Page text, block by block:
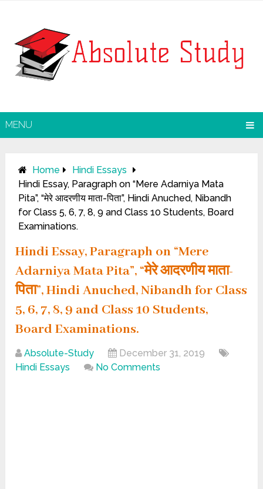
MENU
Home
Hindi Essays
Hindi Essay, Paragraph on “Mere Adarniya Mata
Pita”, “मेरे आदरणीय माता-पिता”, Hindi Anuched, Nibandh
for Class 5, 6, 7, 8, 9 and Class 10 Students, Board
Examinations.
Hindi Essay, Paragraph on “Mere
Adarniya Mata Pita”, “मेरे आदरणीय माता-
पिता”, Hindi Anuched, Nibandh for Class
5, 6, 7, 8, 9 and Class 10 Students,
Board Examinations.
Absolute-Study
December 31, 2019
Hindi Essays
No Comments